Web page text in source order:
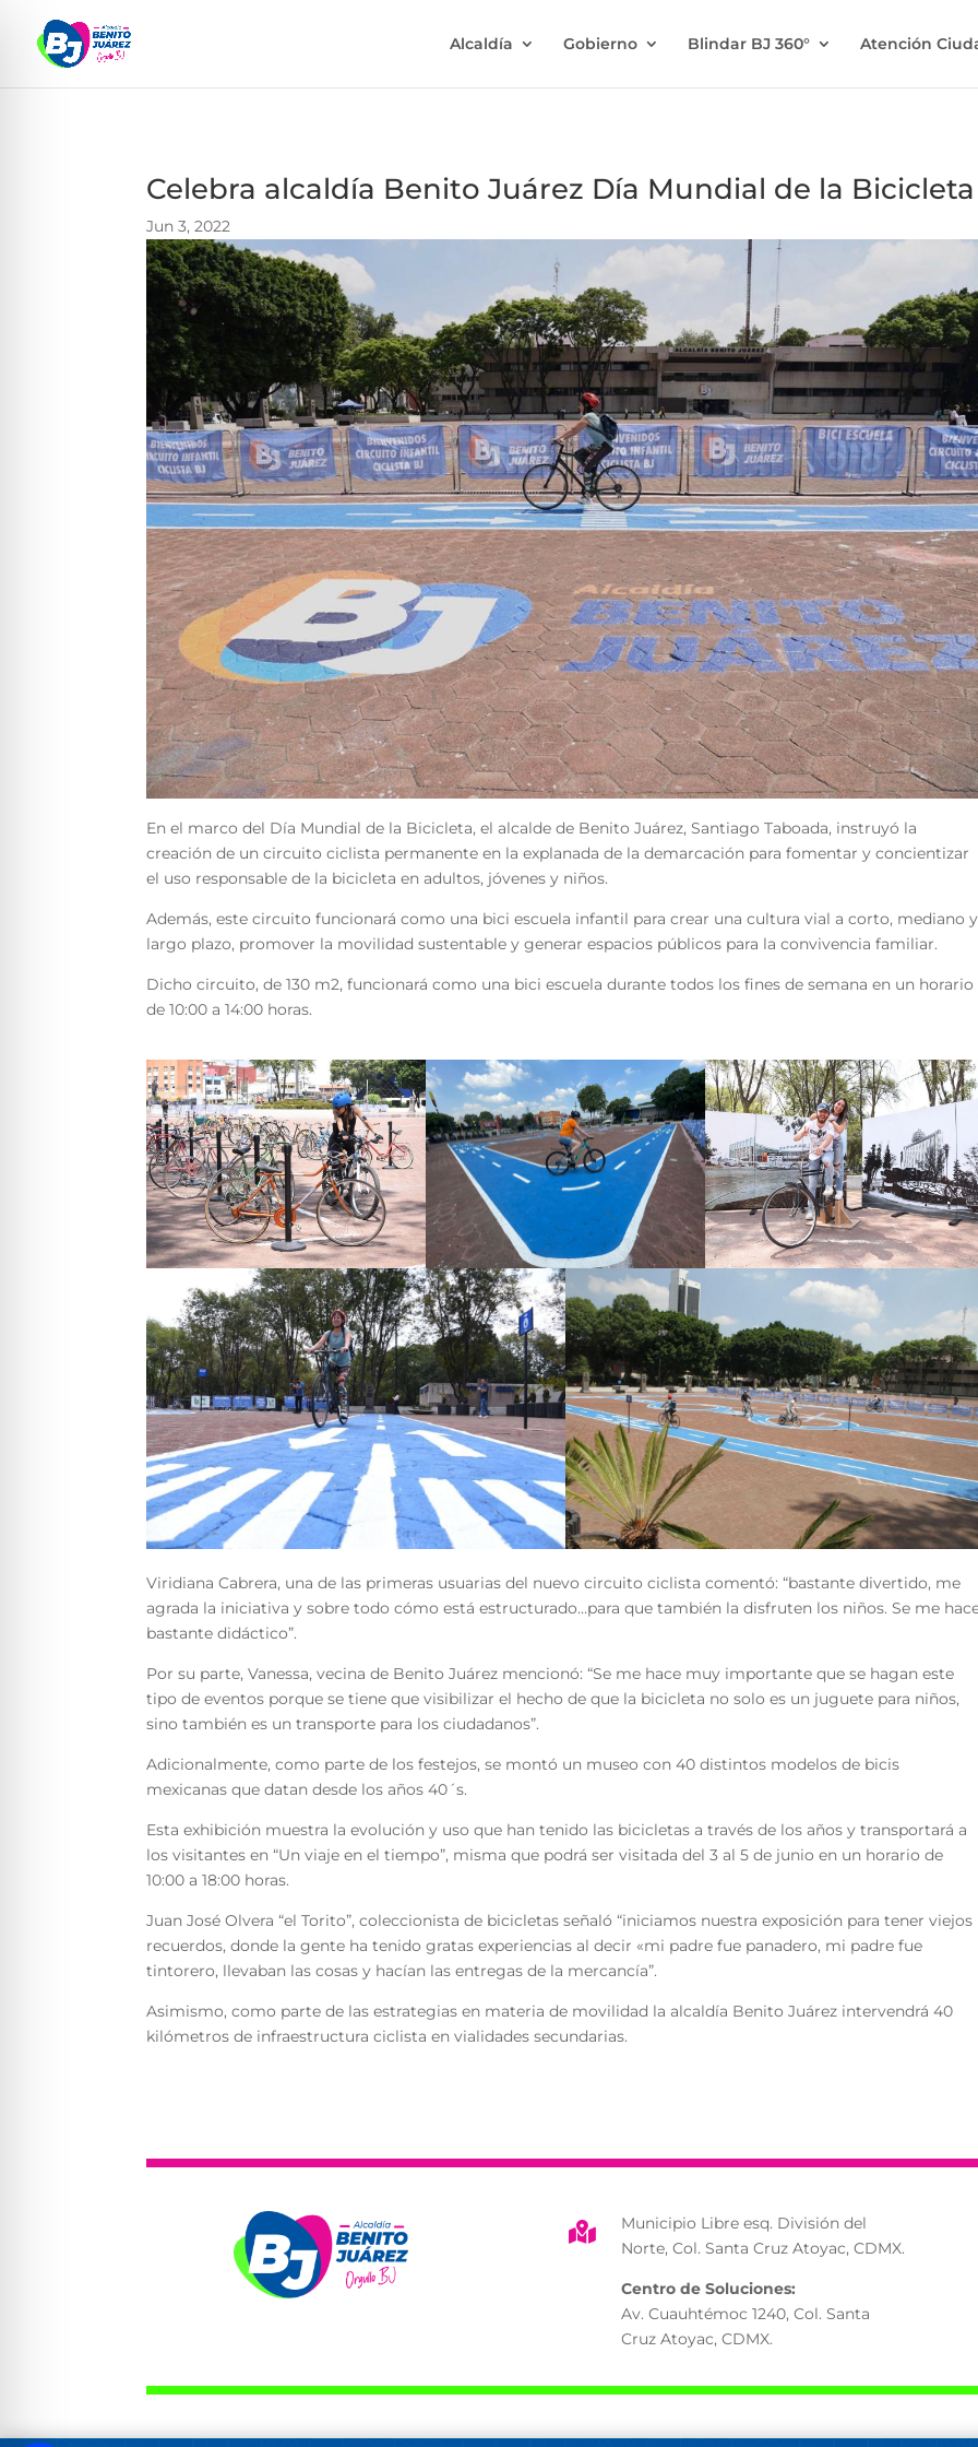
Alcaldía Gobierno Blindar BJ 360° Atención
Celebra alcaldía Benito Juárez Día Mundial de la Bicicleta
Jun 3, 2022
En el marco del Día Mundial de la Bicicleta, el alcalde de Benito Juárez, Santiago Taboada, instruyó la
creación de un circuito ciclista permanente en la explanada de la demarcación para fomentar y concientizar
el uso responsable de la bicicleta en adultos, jóvenes y niños.
Además, este circuito funcionará como una bici escuela infantil para crear una cultura vial a corto, mediano y
largo plazo, promover la movilidad sustentable y generar espacios públicos para la convivencia familiar.
Dicho circuito, de 130 m2, funcionará como una bici escuela durante todos los fines de semana en un horario
de 10:00 a 14:00 horas.
Viridiana Cabrera, una de las primeras usuarias del nuevo circuito ciclista comentó: “bastante divertido, me
agrada la iniciativa y sobre todo cómo está estructurado…para que también la disfruten los niños. Se me
bastante didáctico”.
Por su parte, Vanessa, vecina de Benito Juárez mencionó: “Se me hace muy importante que se hagan este
tipo de eventos porque se tiene que visibilizar el hecho de que la bicicleta no solo es un juguete para niños,
sino también es un transporte para los ciudadanos”.
Adicionalmente, como parte de los festejos, se montó un museo con 40 distintos modelos de bicis
mexicanas que datan desde los años 40´s.
Esta exhibición muestra la evolución y uso que han tenido las bicicletas a través de los años y transportará a
los visitantes en “Un viaje en el tiempo”, misma que podrá ser visitada del 3 al 5 de junio en un horario de
10:00 a 18:00 horas.
Juan José Olvera “el Torito”, coleccionista de bicicletas señaló “iniciamos nuestra exposición para tener viejos
recuerdos, donde la gente ha tenido gratas experiencias al decir «mi padre fue panadero, mi padre fue
tintorero, llevaban las cosas y hacían las entregas de la mercancía”.
Asimismo, como parte de las estrategias en materia de movilidad la alcaldía Benito Juárez intervendrá 40
kilómetros de infraestructura ciclista en vialidades secundarias.

Municipio Libre esq. División del
Norte, Col. Santa Cruz Atoyac, CDMX.
Centro de Soluciones:
Av. Cuauhtémoc 1240, Col. Santa
Cruz Atoyac, CDMX.